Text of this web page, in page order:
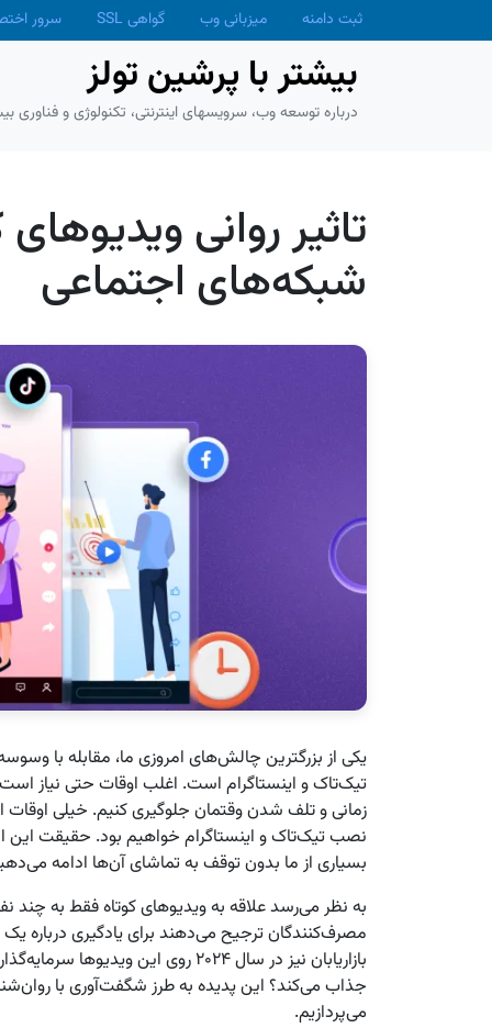
Skip to main contentثبت دامنه میزبانی وب گواهی SSL سرور
بیشتر با پرشین تولز
درباره توسعه وب، سرویسهای اینترنتی، تکنولوژی و فناوری
تاثیر روانی
شبکه‌های اجتماعی
یکی از بزرگترین چالش‌های امروزی ما، مقابله با
تیک‌تاک و اینستاگرام است. اغلب اوقات حتی نیاز
زمانی و تلف شدن وقتمان جلوگیری کنیم. خیلی اوقات
نصب تیک‌تاک و اینستاگرام خواهیم بود. حقیقت این
بسیاری از ما بدون توقف به تماشای آن‌ها ادامه
بازاریابان نیز در سال ۲۰۲۴ روی
جذاب می‌کند؟ این پدیده به طرز شگفت‌آوری با
می‌پردازیم.